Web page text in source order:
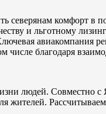
комфорт в
и льготному
авиакомпания
числе благодаря
людей. Совместно
жителей.